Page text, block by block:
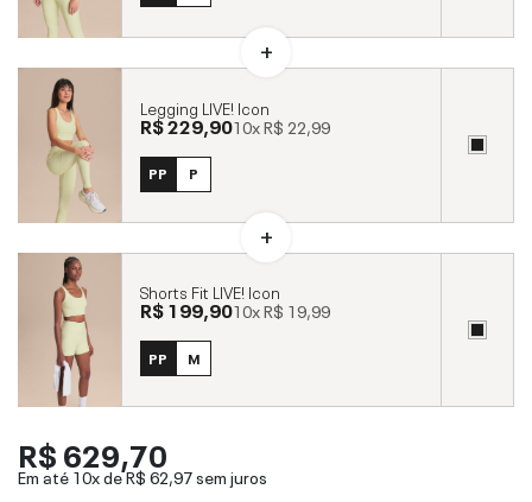
Legging LIVE! Icon
R$ 229,9010xR$ 22,99
PP P
Shorts Fit LIVE! Icon
R$ 199,9010xR$ 19,99
PP M
R$ 629,70
Em até 10x deR$ 62,97sem juros